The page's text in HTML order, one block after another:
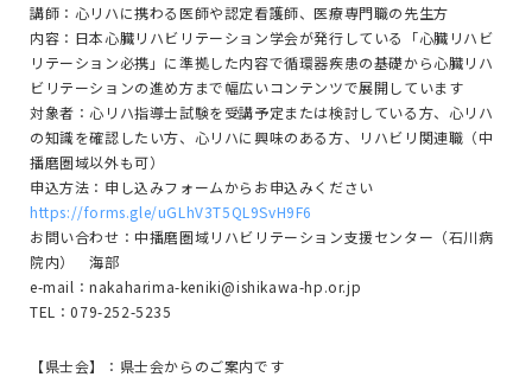
講師：心リハに携わる医師や認定看護師、医療専門職の先生方
内容：日本心臓リハビリテーション学会が発行している「心臓リハビ
リテーション必携」に準拠した内容で循環器疾患の基礎から心臓リハ
ビリテーションの進め方まで幅広いコンテンツで展開しています
対象者：心リハ指導士試験を受講予定または検討している方、心リハ
の知識を確認したい方、心リハに興味のある方、リハビリ関連職（中
播磨圏域以外も可）
申込方法：申し込みフォームからお申込みください
https://forms.gle/uGLhV3T5QL9SvH9F6
お問い合わせ：中播磨圏域リハビリテーション支援センター（石川病
院内） 海部
e-mail：nakaharima-keniki@ishikawa-hp.or.jp
TEL：079-252-5235
【県士会】：県士会からのご案内です